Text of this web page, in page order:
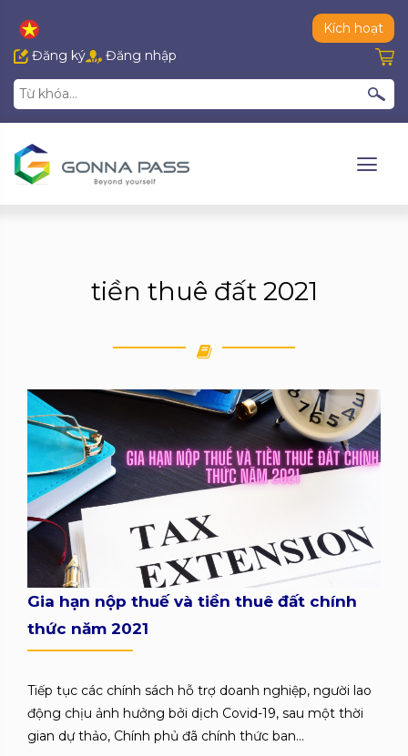
Kích hoạt
Đăng ký
Đăng nhập
tiền thuê đất 2021
Gia hạn nộp thuế và tiền thuê đất chính
thức năm 2021
Tiếp tục các chính sách hỗ trợ doanh nghiệp, người lao
động chịu ảnh hưởng bởi dịch Covid-19, sau một thời
gian dự thảo, Chính phủ đã chính thức ban...